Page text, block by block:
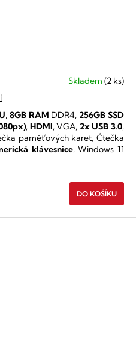
Skladem(2 ks)
DO KOŠÍKU
, 8GB RAM DDR4, 256GB SSD
, HDMI, VGA, 2x USB 3.0,
paměťových karet, Čtečka
klávesnice, Windows 11